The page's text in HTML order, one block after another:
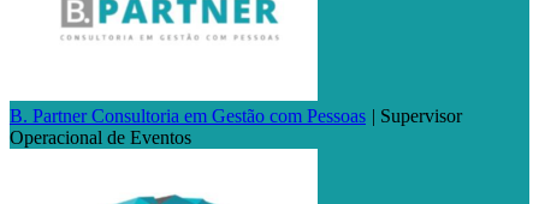
B. Partner Consultoria em Gestão com Pessoas | Supervisor
Operacional de Eventos